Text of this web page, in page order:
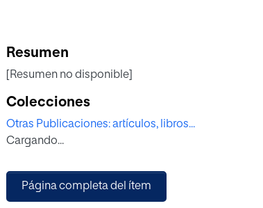
Resumen
[Resumen no disponible]
Colecciones
Otras Publicaciones: artículos, libros...
Cargando...
Página completa del ítem